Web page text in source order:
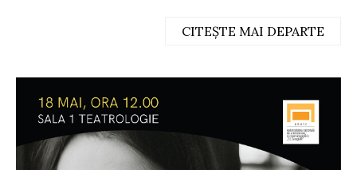
CITEȘTE MAI DEPARTE